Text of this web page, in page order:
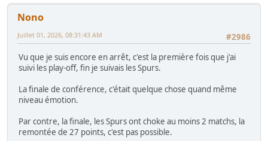
Nono
#2986
Juillet 01, 2026, 08:31:43 AM
Vu que je suis encore en arrêt, c'est la première fois que j'ai
suivi les play-off, fin je suivais les Spurs.
La finale de conférence, c'était quelque chose quand même
niveau émotion.
Par contre, la finale, les Spurs ont choke au moins 2 matchs, la
remontée de 27 points, c'est pas possible.